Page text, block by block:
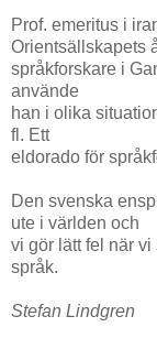
Prof. emeritus i
Orientsällskapets
språkforskare i
använde
han i olika
fl. Ett
eldorado för
Den svenska
ute i världen och
vi gör lätt fel när
språk.
Stefan Lindgren